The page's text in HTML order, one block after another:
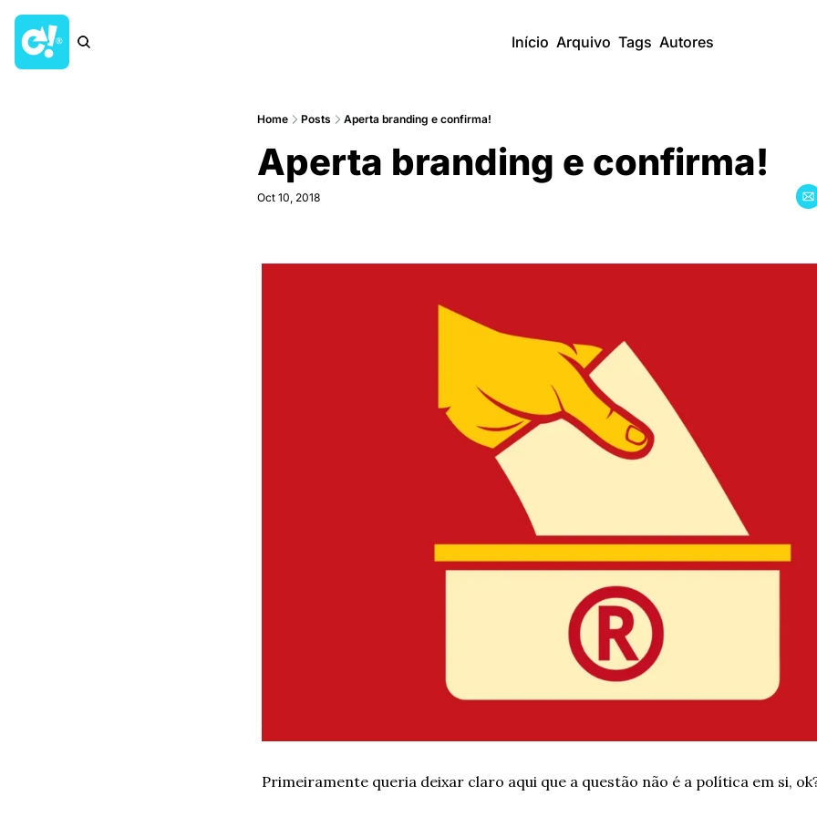
Início Arquivo Tags Autores
Home Posts Aperta branding e confirma!
Aperta branding e confirma!
Oct 10, 2018
Primeiramente queria deixar claro aqui que a questão não é a política em si,